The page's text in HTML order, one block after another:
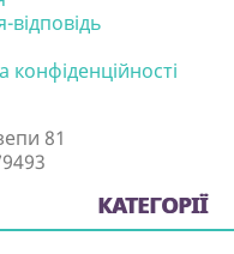
відповідь
конфіденційності
81
КАТЕГОРІЇ